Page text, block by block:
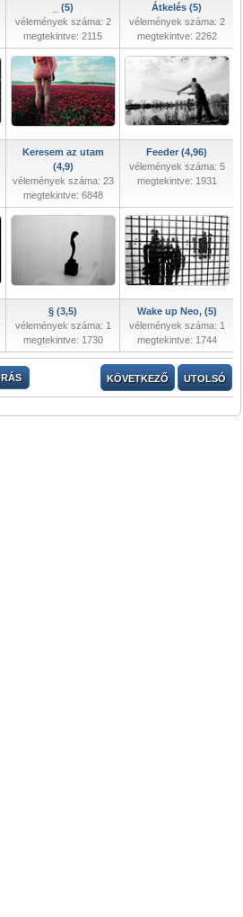
_ (5)
vélemények száma: 2
megtekintve: 2115
Átkelés (5)
vélemények száma: 2
megtekintve: 2262
Keresem az utam
(4,9)
vélemények száma: 23
megtekintve: 6848
Feeder (4,96)
vélemények száma: 5
megtekintve: 1931
§ (3,5)
vélemények száma: 1
megtekintve: 1730
Wake up Neo, (5)
vélemények száma: 1
megtekintve: 1744
KÖVETKEZŐ UTOLSÓ